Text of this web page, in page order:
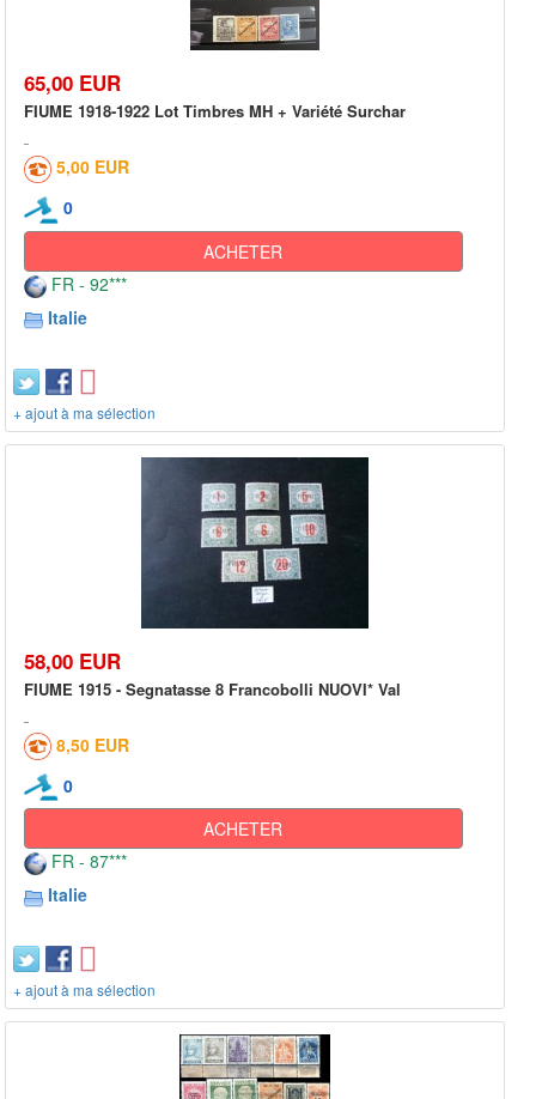
65,00 EUR
FIUME 1918-1922 Lot Timbres MH + Variété Surchar
5,00 EUR
0
ACHETER
FR - 92***
Italie
+ ajout à ma sélection
58,00 EUR
FIUME 1915 - Segnatasse 8 Francobolli NUOVI* Val
8,50 EUR
0
ACHETER
FR - 87***
Italie
+ ajout à ma sélection